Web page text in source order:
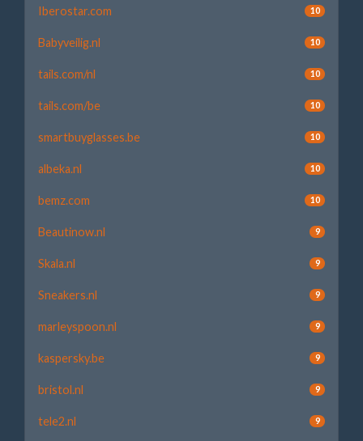
Iberostar.com 10
Babyveilig.nl 10
tails.com/nl 10
tails.com/be 10
smartbuyglasses.be 10
albeka.nl 10
bemz.com 10
Beautinow.nl 9
Skala.nl 9
Sneakers.nl 9
marleyspoon.nl 9
kaspersky.be 9
bristol.nl 9
tele2.nl 9